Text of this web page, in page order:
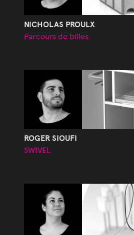
NICHOLAS PROULX
Parcours de billes
ROGER SIOUFI
SWIVEL